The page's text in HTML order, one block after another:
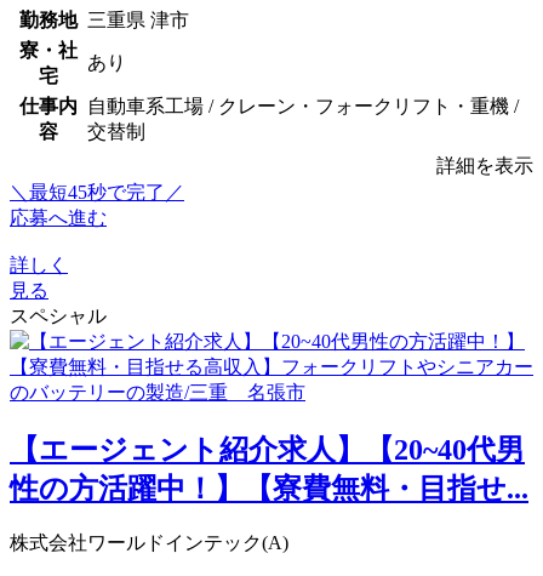
勤務地 三重県 津市
寮・社
宅
あり
仕事内
容
自動車系工場 / クレーン・フォークリフト・重機 /
交替制
詳細を表示
＼最短45秒で完了／
応募へ進む
詳しく
見る
スペシャル
【エージェント紹介求人】【20~40代男
性の方活躍中！】【寮費無料・目指せ...
株式会社ワールドインテック(A)